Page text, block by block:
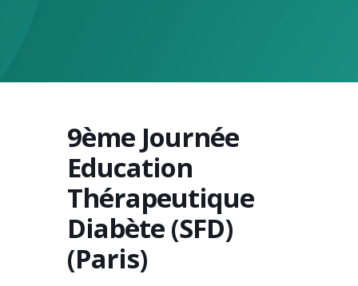
9ème Journée
Education
Thérapeutique
Diabète (SFD)
(Paris)